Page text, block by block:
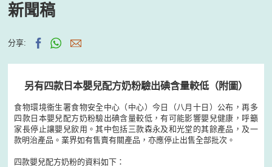
新聞稿
分享:
另有四款日本嬰兒配方奶粉驗出碘含量較低（附圖）
食物環境衞生署食物安全中心（中心）今日（八月十日）公布，再多
四款日本嬰兒配方奶粉驗出碘含量較低，有可能影響嬰兒健康，呼籲
家長停止讓嬰兒飲用。其中包括三款森永及和光堂的其餘產品，及一
款明治產品。業界如有售賣有關產品，亦應停止出售全部批次。
四款嬰兒配方奶粉的資料如下：